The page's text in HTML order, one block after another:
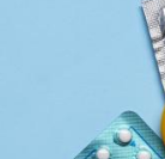
- Kod: #123